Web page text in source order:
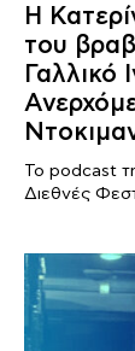
Η
του
Γαλλικό
Το podcast
Διεθνές